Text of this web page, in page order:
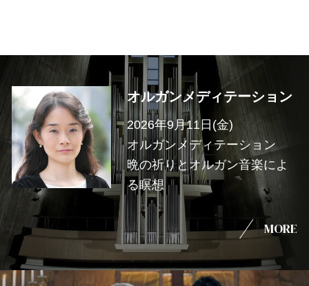
オルガンメディテーション
2026年9月11日(金)
オルガンメディテーション
晩の祈りとオルガン音楽によ
る瞑想
MORE